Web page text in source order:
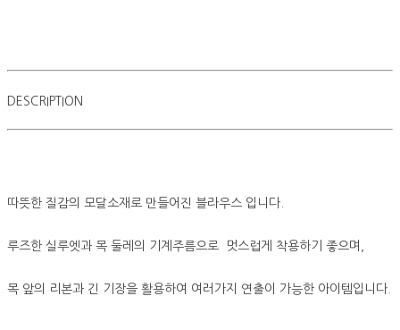
DESCRIPTION
따뜻한 질감의 모달소재로 만들어진 블라우스 입니다.
루즈한 실루엣과 목 둘레의 기계주름으로 멋스럽게 착용하기 좋으며,
목 앞의 리본과 긴 기장을 활용하여 여러가지 연출이 가능한 아이템입니다.